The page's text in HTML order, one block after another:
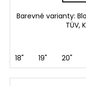
Barevné varianty:
TÜV,
18" 19" 20"